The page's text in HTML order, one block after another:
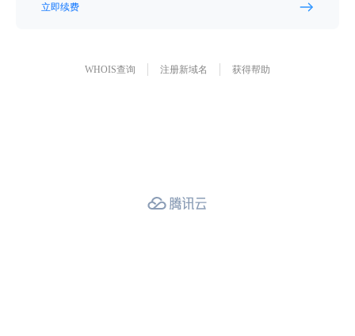
立即续费
WHOIS查询 注册新域名 获得帮助